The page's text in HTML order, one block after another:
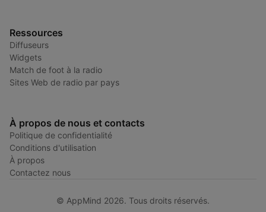
Ressources
Diffuseurs
Widgets
Match de foot à la radio
Sites Web de radio par pays
À propos de nous et contacts
Politique de confidentialité
Conditions d'utilisation
À propos
Contactez nous
© AppMind 2026. Tous droits réservés.